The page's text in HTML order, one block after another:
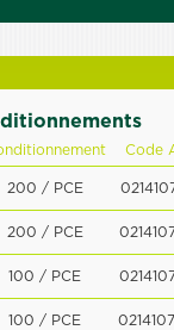
Code
200 / PCE
200 / PCE
100 / PCE
100 / PCE